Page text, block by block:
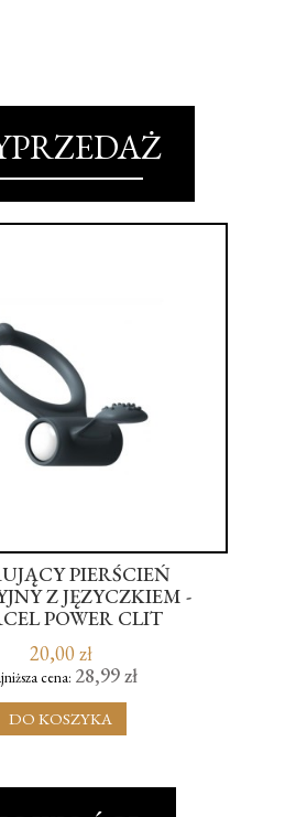
PIERŚCIEŃ
Z JĘZYCZKIEM -
POWER CLIT
20,00 zł
cena: 28,99 zł
DO KOSZYKA